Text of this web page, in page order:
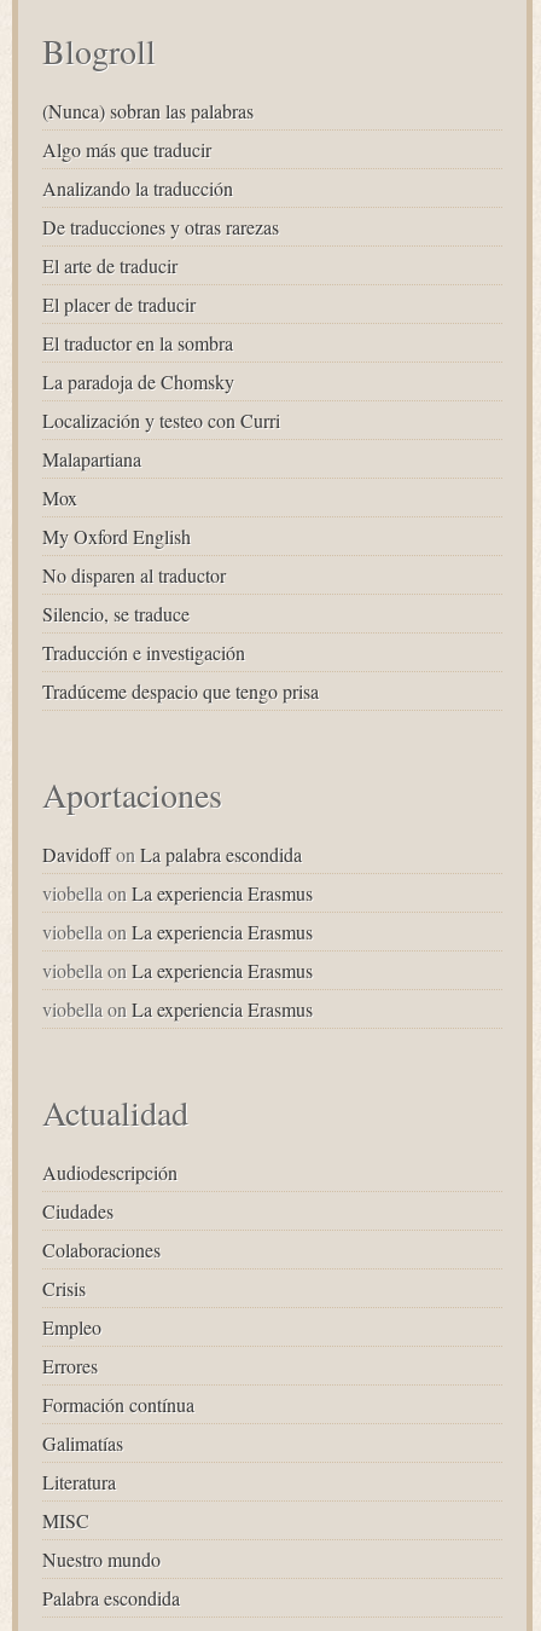
Blogroll
(Nunca) sobran las palabras
Algo más que traducir
Analizando la traducción
De traducciones y otras rarezas
El arte de traducir
El placer de traducir
El traductor en la sombra
La paradoja de Chomsky
Localización y testeo con Curri
Malapartiana
Mox
My Oxford English
No disparen al traductor
Silencio, se traduce
Traducción e investigación
Tradúceme despacio que tengo prisa
Aportaciones
DavidoffonLa palabra escondida
viobellaonLa experiencia Erasmus
viobellaonLa experiencia Erasmus
viobellaonLa experiencia Erasmus
viobellaonLa experiencia Erasmus
Actualidad
Audiodescripción
Ciudades
Colaboraciones
Crisis
Empleo
Errores
Formación contínua
Galimatías
Literatura
MISC
Nuestro mundo
Palabra escondida